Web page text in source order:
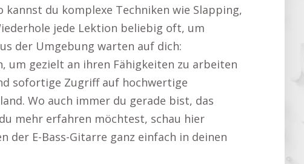
du komplexe Techniken wie Slapping,
jede Lektion beliebig oft, um
der Umgebung warten auf dich:
um gezielt an ihren Fähigkeiten zu arbeiten
sofortige Zugriff auf hochwertige
Wo auch immer du gerade bist, das
mehr erfahren möchtest, schau hier
der E-Bass-Gitarre ganz einfach in deinen